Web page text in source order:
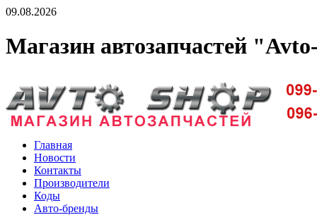
09.08.2026
Магазин автозапчастей
Доставка запчастей по Киеву и
Главная
Новости
Контакты
Производители
Коды
Авто-бренды